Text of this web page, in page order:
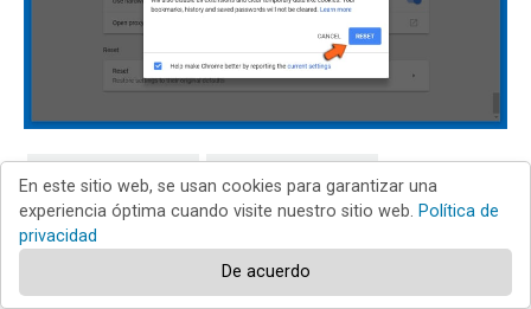
Internet Explorer Chrome
Firefox Safari
En este sitio web, se usan cookies para garantizar una
experiencia óptima cuando visite nuestro sitio web. Política de
privacidad
De acuerdo